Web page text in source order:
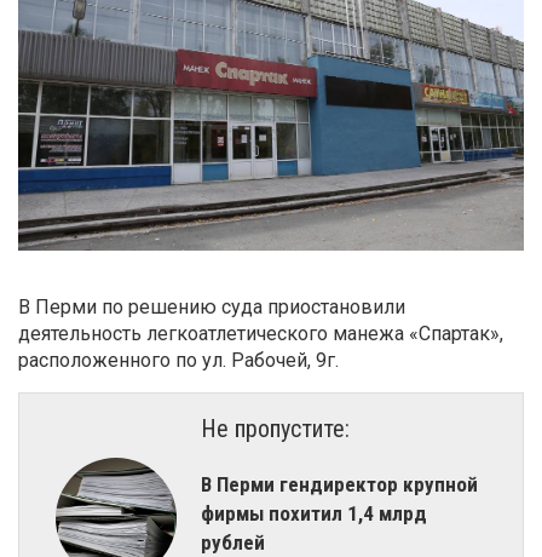
В Перми по решению суда приостановили
деятельность легкоатлетического манежа «Спартак»,
расположенного по ул. Рабочей, 9г.
Не пропустите:
​В Перми гендиректор крупной
фирмы похитил 1,4 млрд
рублей